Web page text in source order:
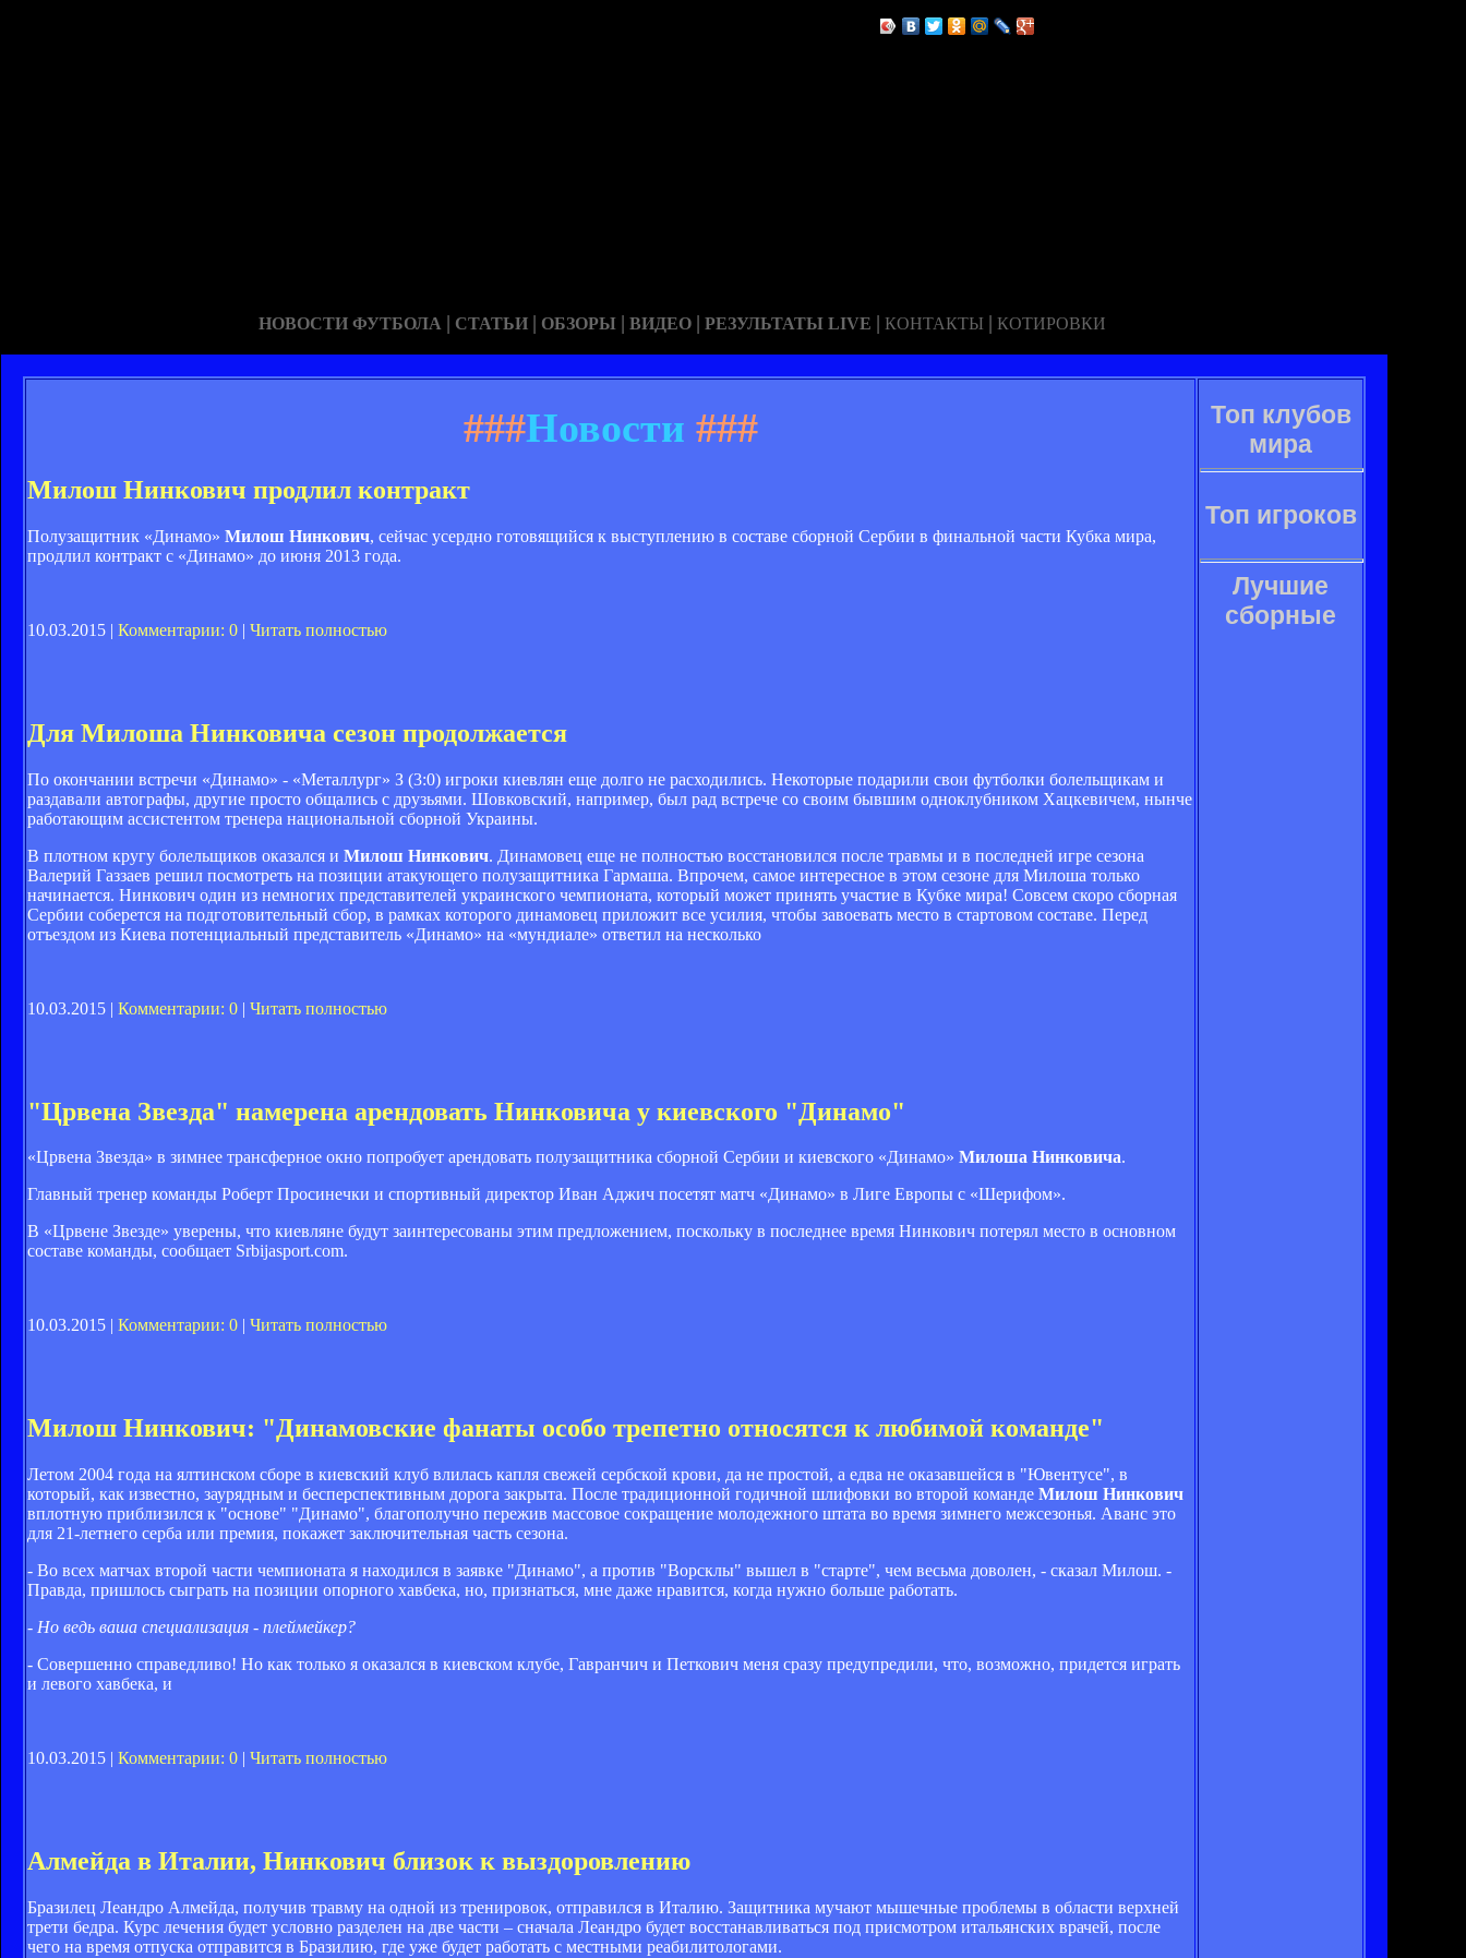
НОВОСТИ ФУТБОЛА | СТАТЬИ | ОБЗОРЫ | ВИДЕО | РЕЗУЛЬТАТЫ LIVE | КОНТАКТЫ | КОТИРОВКИ
###Новости ###
Милош Нинкович продлил контракт
Полузащитник «Динамо» Милош Нинкович, сейчас усердно готовящийся к выступлению в составе сборной Сербии в финальной части Кубка мира,
продлил контракт с «Динамо» до июня 2013 года.
10.03.2015 | Комментарии: 0 | Читать полностью
Для Милоша Нинковича сезон продолжается
По окончании встречи «Динамо» - «Металлург» З (3:0) игроки киевлян еще долго не расходились. Некоторые подарили свои футболки болельщикам и
раздавали автографы, другие просто общались с друзьями. Шовковский, например, был рад встрече со своим бывшим одноклубником Хацкевичем, нынче
работающим ассистентом тренера национальной сборной Украины.
В плотном кругу болельщиков оказался и Милош Нинкович. Динамовец еще не полностью восстановился после травмы и в последней игре сезона
Валерий Газзаев решил посмотреть на позиции атакующего полузащитника Гармаша. Впрочем, самое интересное в этом сезоне для Милоша только
начинается. Нинкович один из немногих представителей украинского чемпионата, который может принять участие в Кубке мира! Совсем скоро сборная
Сербии соберется на подготовительный сбор, в рамках которого динамовец приложит все усилия, чтобы завоевать место в стартовом составе. Перед
отъездом из Киева потенциальный представитель «Динамо» на «мундиале» ответил на несколько
10.03.2015 | Комментарии: 0 | Читать полностью
"Црвена Звезда" намерена арендовать Нинковича у киевского "Динамо"
«Црвена Звезда» в зимнее трансферное окно попробует арендовать полузащитника сборной Сербии и киевского «Динамо» Милоша Нинковича.
Главный тренер команды Роберт Просинечки и спортивный директор Иван Аджич посетят матч «Динамо» в Лиге Европы с «Шерифом».
В «Црвене Звезде» уверены, что киевляне будут заинтересованы этим предложением, поскольку в последнее время Нинкович потерял место в основном
составе команды, сообщает Srbijasport.com.
10.03.2015 | Комментарии: 0 | Читать полностью
Милош Нинкович: "Динамовские фанаты особо трепетно относятся к любимой команде"
Летом 2004 года на ялтинском сборе в киевский клуб влилась капля свежей сербской крови, да не простой, а едва не оказавшейся в "Ювентусе", в
который, как известно, заурядным и бесперспективным дорога закрыта. После традиционной годичной шлифовки во второй команде Милош Нинкович
вплотную приблизился к "основе" "Динамо", благополучно пережив массовое сокращение молодежного штата во время зимнего межсезонья. Аванс это
для 21-летнего серба или премия, покажет заключительная часть сезона.
- Во всех матчах второй части чемпионата я находился в заявке "Динамо", а против "Ворсклы" вышел в "старте", чем весьма доволен, - сказал Милош. -
Правда, пришлось сыграть на позиции опорного хавбека, но, признаться, мне даже нравится, когда нужно больше работать.
- Но ведь ваша специализация - плеймейкер?
- Совершенно справедливо! Но как только я оказался в киевском клубе, Гавранчич и Петкович меня сразу предупредили, что, возможно, придется играть
и левого хавбека, и
10.03.2015 | Комментарии: 0 | Читать полностью
Алмейда в Италии, Нинкович близок к выздоровлению
Бразилец Леандро Алмейда, получив травму на одной из тренировок, отправился в Италию. Защитника мучают мышечные проблемы в области верхней
трети бедра. Курс лечения будет условно разделен на две части – сначала Леандро будет восстанавливаться под присмотром итальянских врачей, после
чего на время отпуска отправится в Бразилию, где уже будет работать с местными реабилитологами.
Топ клубов
мира
Топ игроков
Лучшие
сборные